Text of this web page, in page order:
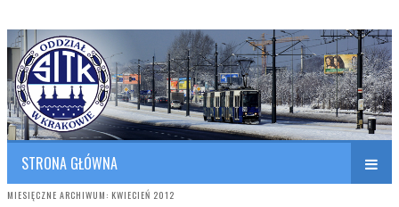
SITK RP Oddział w KRAKOWIE
Polish Association of Engineers & Technicians of Transportation
STRONA GŁÓWNA
MIESIĘCZNE ARCHIWUM: KWIECIEŃ 2012